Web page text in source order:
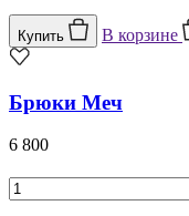
Купить В корзине
Брюки Меч
6 800